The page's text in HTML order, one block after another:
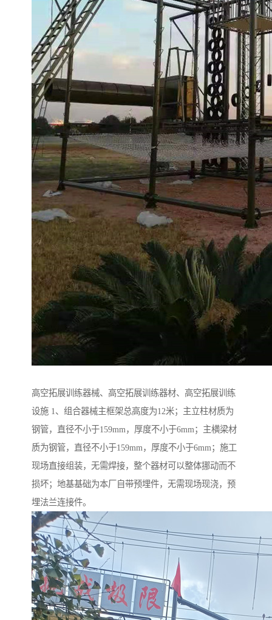
高空拓展训练器械、高空拓展训练器材、高空拓展训练
设施 1、组合器械主框架总高度为12米；主立柱材质为
钢管，直径不小于159mm，厚度不小于6mm；主横梁材
质为钢管，直径不小于159mm，厚度不小于6mm；施工
现场直接组装，无需焊接，整个器材可以整体挪动而不
损坏；地基基础为本厂自带预埋件，无需现场现浇，预
埋法兰连接件。